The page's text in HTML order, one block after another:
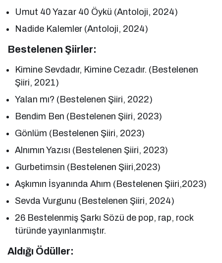
Umut 40 Yazar 40 Öykü (Antoloji, 2024)
Nadide Kalemler (Antoloji, 2024)
Bestelenen Şiirler:
Kimine Sevdadır, Kimine Cezadır. (Bestelenen
Şiiri, 2021)
Yalan mı? (Bestelenen Şiiri, 2022)
Bendim Ben (Bestelenen Şiiri, 2023)
Gönlüm (Bestelenen Şiiri, 2023)
Alnımın Yazısı (Bestelenen Şiiri, 2023)
Gurbetimsin (Bestelenen Şiiri,2023)
Aşkımın İsyanında Ahım (Bestelenen Şiiri,2023)
Sevda Vurgunu (Bestelenen Şiiri, 2024)
26 Bestelenmiş Şarkı Sözü de pop, rap, rock
türünde yayınlanmıştır.
Aldığı Ödüller: